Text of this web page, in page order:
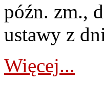
późn. zm.,
ustawy z
Więcej...